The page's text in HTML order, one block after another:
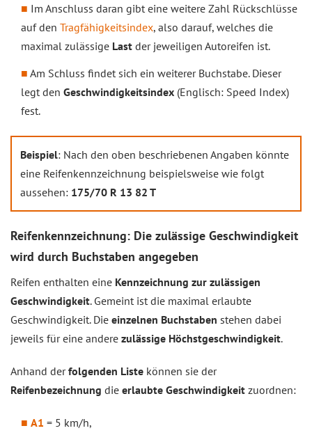
Im Anschluss daran gibt eine weitere Zahl Rückschlüsse
auf den Tragfähigkeitsindex, also darauf, welches die
maximal zulässige Last der jeweiligen Autoreifen ist.
Am Schluss findet sich ein weiterer Buchstabe. Dieser
legt den Geschwindigkeitsindex (Englisch: Speed Index)
fest.
Beispiel: Nach den oben beschriebenen Angaben könnte
eine Reifenkennzeichnung beispielsweise wie folgt
aussehen: 175/70 R 13 82 T
Reifenkennzeichnung: Die zulässige Geschwindigkeit
wird durch Buchstaben angegeben
Reifen enthalten eine Kennzeichnung zur zulässigen
Geschwindigkeit. Gemeint ist die maximal erlaubte
Geschwindigkeit. Die einzelnen Buchstaben stehen dabei
jeweils für eine andere zulässige Höchstgeschwindigkeit.
Anhand derfolgenden Liste können sie der
Reifenbezeichnung die erlaubte Geschwindigkeit zuordnen:
A1 = 5 km/h,